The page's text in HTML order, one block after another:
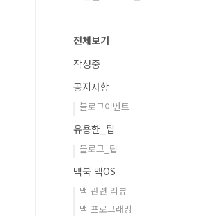
전체보기
작성중
공지사항
블로그이벤트
유용한_팁
블로그_팁
맥북 맥OS
맥 관련 리뷰
맥 프로그래밍